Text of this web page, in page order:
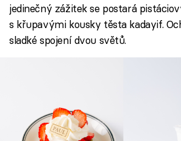
jedinečný zážitek se postará
s křupavými kousky těsta kadayif.
sladké spojení dvou světů.